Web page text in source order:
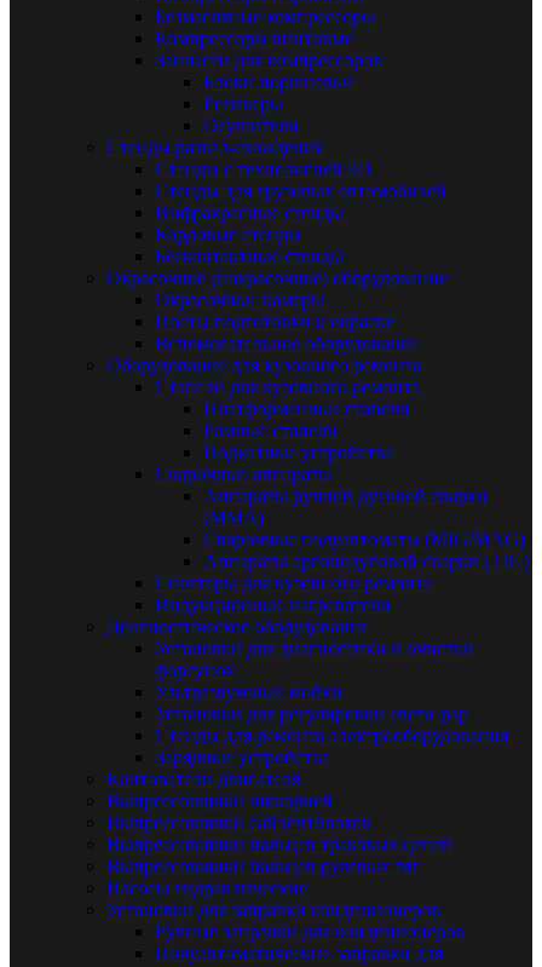
Безмасляные компрессоры
Компрессоры винтовые
Запчасти для компрессоров
Блоки поршневые
Ресиверы
Осушители
Стенды развал-схождения
Стенды с технологией 3D
Стенды для грузовых автомобилей
Инфракрасные стенды
Кордовые стенды
Бесконтактные стенды
Окрасочное (покрасочное) оборудование
Окрасочные камеры
Посты подготовки к окраске
Вспомогательное оборудование
Оборудование для кузовного ремонта
Стапели для кузовного ремонта
Платформенные стапели
Рамные стапели
Подкатные устройства
Сварочные аппараты
Аппараты ручной дуговой сварки
(MMA)
Сварочные полуавтоматы (MIG/MAG)
Аппараты аргонодуговой сварки (TIG)
Споттеры для кузовного ремонта
Индукционные нагреватели
Диагностическое оборудование
Установки для диагностики и очистки
форсунок
Ультразвуковые мойки
Установки для регулировки света фар
Стенды для ремонта электрооборудования
Зарядные устройства
Кантователи двигателя
Выпрессовщики шкворней
Выпрессовщики сайлентблоков
Выпрессовщики пальцев траковых цепей
Выпрессовщики пальцев рулевых тяг
Насосы гидравлические
Установки для заправки кондиционеров
Ручные заправки для кондиционеров
Полуавтоматические заправки для